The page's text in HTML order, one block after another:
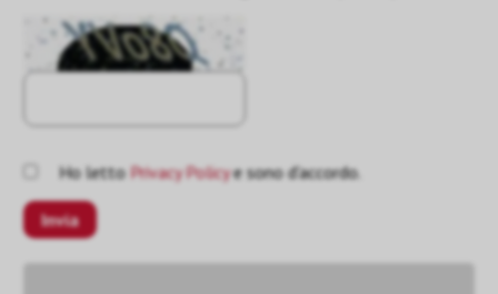
Ho lettoPrivacy Policye sono d'accordo.